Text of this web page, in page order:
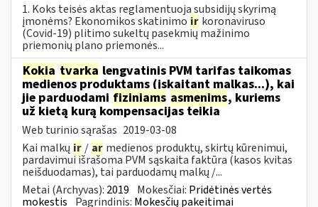
1. Koks teisės aktas reglamentuoja subsidijų skyrimą
įmonėms? Ekonomikos skatinimo ir koronaviruso
(Covid-19) plitimo sukeltų pasekmių mažinimo
priemonių plano priemonės...
Kokia tvarka lengvatinis PVM tarifas taikomas
medienos produktams (įskaitant malkas...), kai
jie parduodami fiziniams asmenims, kuriems
už kietą kurą kompensacijas teikia
Web turinio sąrašas 2019-03-08
Kai malkų ir / ar medienos produktų, skirtų kūrenimui,
pardavimui išrašoma PVM sąskaita faktūra (kasos kvitas
neišduodamas), tai parduodamų malkų /...
Metai (Archyvas): 2019 Mokesčiai: Pridėtinės vertės
mokestis Pagrindinis: Mokesčių pakeitimai